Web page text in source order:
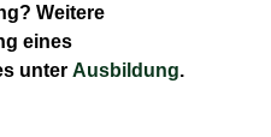
Weitere
eines
unter Ausbildung.